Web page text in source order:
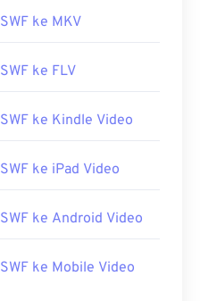
SWF ke MKV
SWF ke FLV
SWF ke Kindle Video
SWF ke iPad Video
SWF ke Android Video
SWF ke Mobile Video